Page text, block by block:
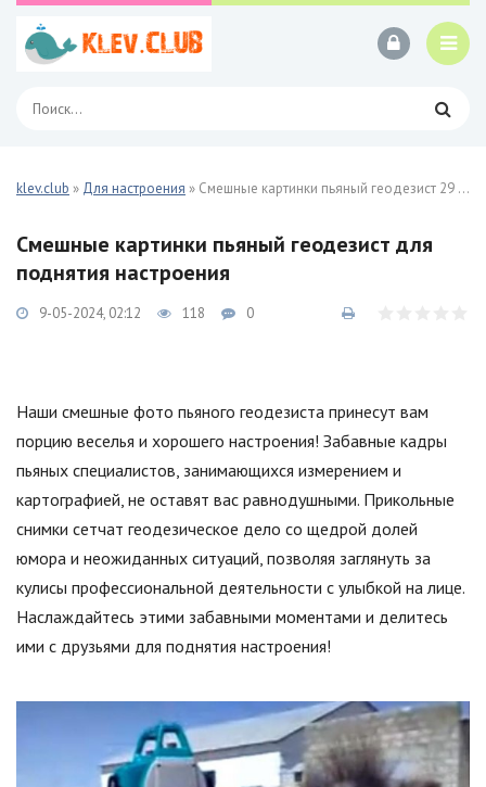
klev.club » Для настроения » Смешные картинки пьяный геодезист 29 фото
Смешные картинки пьяный геодезист для
поднятия настроения
9-05-2024, 02:12 118 0
Наши смешные фото пьяного геодезиста принесут вам
порцию веселья и хорошего настроения! Забавные кадры
пьяных специалистов, занимающихся измерением и
картографией, не оставят вас равнодушными. Прикольные
снимки сетчат геодезическое дело со щедрой долей
юмора и неожиданных ситуаций, позволяя заглянуть за
кулисы профессиональной деятельности с улыбкой на лице.
Наслаждайтесь этими забавными моментами и делитесь
ими с друзьями для поднятия настроения!